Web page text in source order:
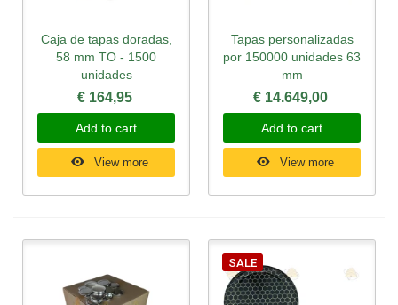
Caja de tapas doradas,
58 mm TO - 1500
unidades
€ 164,95
Add to cart
View more
Tapas personalizadas
por 150000 unidades 63
mm
€ 14.649,00
Add to cart
View more
SALE